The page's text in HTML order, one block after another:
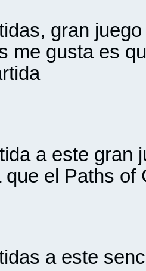
gran
me gusta es
a este gran
que el Paths of
a este